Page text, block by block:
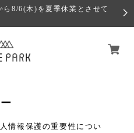
8/6(木)を夏季休業とさせて
情報保護の重要性につい